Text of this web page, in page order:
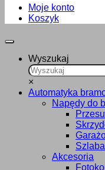
Moje konto
Koszyk
Wyszukaj
×
Automatyka
Napędy do
Akcesoria